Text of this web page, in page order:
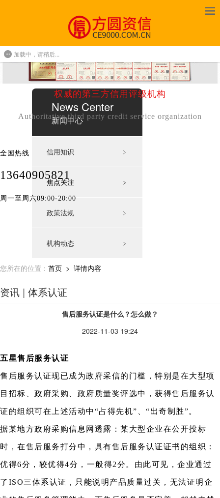
权威的第三方信用评级机构
Authoritative third party credit service organization
全国热线
13640905821
周一至周六09:00-20:00
News Center
新闻中心
信用知识 ﹥
焦点关注 ﹥
政策法规 ﹥
机构动态 ﹥
您所在的位置： 首页 > 详情内容
资讯 | 体系认证
售后服务认证是什么？怎么做？
2022-11-03 19:24
五星售后服务认证
售后服务认证现已成为政府采信的门槛，特别是在大型项
目招标、政府采购、政府质量奖评选中，获得售后服务认
证的组织可在上述活动中“占得先机”、“出奇制胜”。
据某地方政府采购信息网透露：某大型企业在公开投标
时，在售后服务打分中，具有售后服务认证证书的组织：
优得6分，较优得4分，一般得2分。由此可见，企业通过
了ISO三体系认证，只能说明产品质量过关，无法证明企
加载中，请稍后...